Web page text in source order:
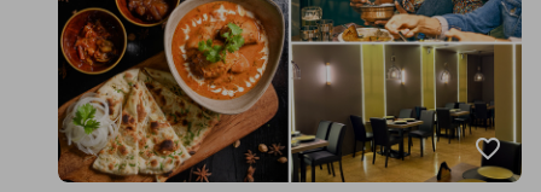
favorite_border